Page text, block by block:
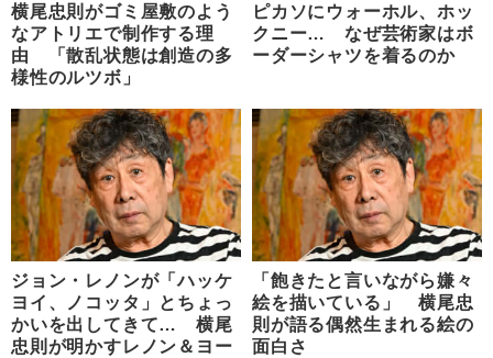
横尾忠則がゴミ屋敷のよう
なアトリエで制作する理
由 「散乱状態は創造の多
様性のルツボ」
ピカソにウォーホル、ホッ
クニー… なぜ芸術家はボ
ーダーシャツを着るのか
ジョン・レノンが「ハッケ
ヨイ、ノコッタ」とちょっ
かいを出してきて… 横尾
忠則が明かすレノン＆ヨー
「飽きたと言いながら嫌々
絵を描いている」 横尾忠
則が語る偶然生まれる絵の
面白さ